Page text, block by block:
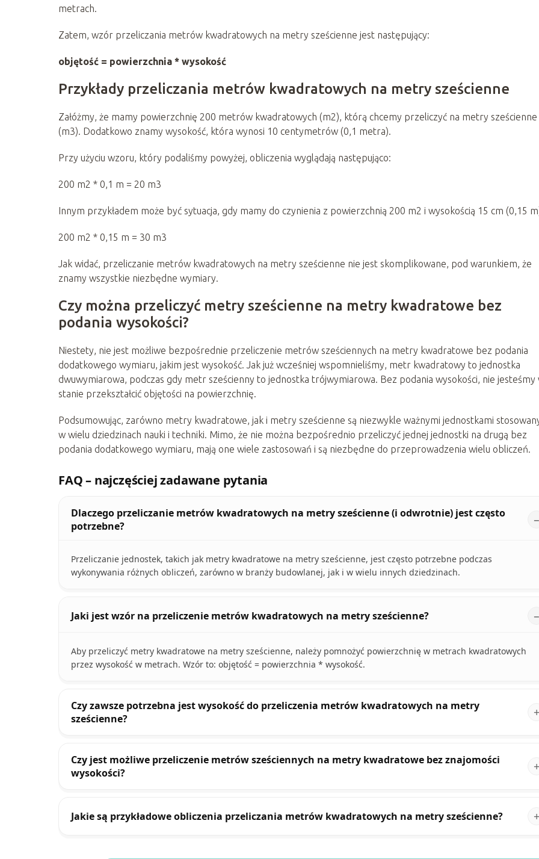
metrach.
Zatem, wzór przeliczania metrów kwadratowych na metry sześcienne jest następujący:
objętość = powierzchnia * wysokość
Przykłady przeliczania metrów kwadratowych na metry sześcienne
Załóżmy, że mamy powierzchnię 200 metrów kwadratowych (m2), którą chcemy przeliczyć na metry sześcienne
(m3). Dodatkowo znamy wysokość, która wynosi 10 centymetrów (0,1 metra).
Przy użyciu wzoru, który podaliśmy powyżej, obliczenia wyglądają następująco:
200 m2 * 0,1 m = 20 m3
Innym przykładem może być sytuacja, gdy mamy do czynienia z powierzchnią 200 m2 i wysokością 15 cm (0,15
200 m2 * 0,15 m = 30 m3
Jak widać, przeliczanie metrów kwadratowych na metry sześcienne nie jest skomplikowane, pod warunkiem, że
znamy wszystkie niezbędne wymiary.
Czy można przeliczyć metry sześcienne na metry kwadratowe bez
podania wysokości?
Niestety, nie jest możliwe bezpośrednie przeliczenie metrów sześciennych na metry kwadratowe bez podania
dodatkowego wymiaru, jakim jest wysokość. Jak już wcześniej wspomnieliśmy, metr kwadratowy to jednostka
dwuwymiarowa, podczas gdy metr sześcienny to jednostka trójwymiarowa. Bez podania wysokości, nie jesteśmy
stanie przekształcić objętości na powierzchnię.
Podsumowując, zarówno metry kwadratowe, jak i metry sześcienne są niezwykle ważnymi jednostkami
w wielu dziedzinach nauki i techniki. Mimo, że nie można bezpośrednio przeliczyć jednej jednostki na drugą bez
podania dodatkowego wymiaru, mają one wiele zastosowań i są niezbędne do przeprowadzenia wielu obliczeń.
FAQ – najczęściej zadawane pytania
Dlaczego przeliczanie metrów kwadratowych na metry sześcienne (i odwrotnie) jest często
potrzebne?
Przeliczanie jednostek, takich jak metry kwadratowe na metry sześcienne, jest często potrzebne podczas
wykonywania różnych obliczeń, zarówno w branży budowlanej, jak i w wielu innych dziedzinach.
Jaki jest wzór na przeliczenie metrów kwadratowych na metry sześcienne?
Aby przeliczyć metry kwadratowe na metry sześcienne, należy pomnożyć powierzchnię w metrach kwadratowych
przez wysokość w metrach. Wzór to: objętość = powierzchnia * wysokość.
Czy zawsze potrzebna jest wysokość do przeliczenia metrów kwadratowych na metry
sześcienne?
Czy jest możliwe przeliczenie metrów sześciennych na metry kwadratowe bez znajomości
wysokości?
Jakie są przykładowe obliczenia przeliczania metrów kwadratowych na metry sześcienne?